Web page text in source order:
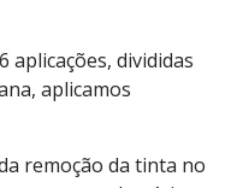
aplicações, divididas
aplicamos
remoção da tinta no